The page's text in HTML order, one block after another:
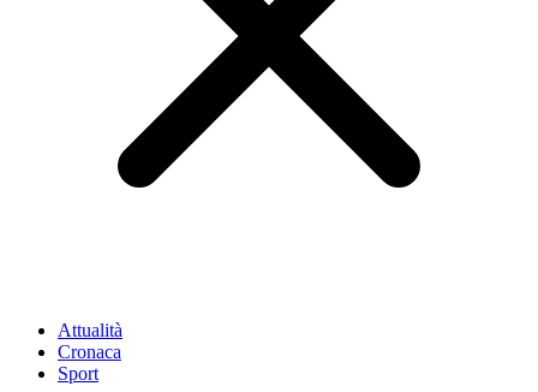
Attualità
Cronaca
Sport